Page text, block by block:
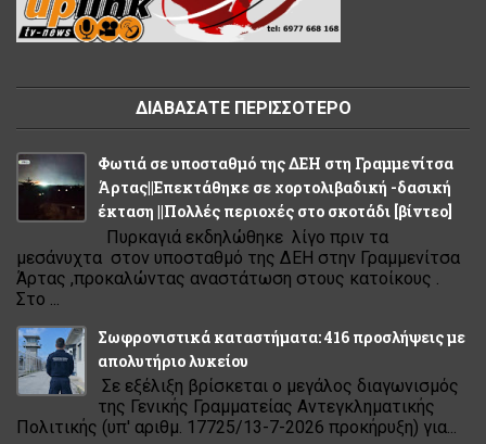
ΔΙΑΒΑΣΑΤΕ ΠΕΡΙΣΣΟΤΕΡΟ
Φωτιά σε υποσταθμό της ΔΕΗ στη Γραμμενίτσα
Άρτας||Επεκτάθηκε σε χορτολιβαδική -δασική
έκταση ||Πολλές περιοχές στο σκοτάδι [βίντεο]
Πυρκαγιά εκδηλώθηκε λίγο πριν τα
μεσάνυχτα στον υποσταθμό της ΔΕΗ στην Γραμμενίτσα
Άρτας ,προκαλώντας αναστάτωση στους κατοίκους .
Στο ...
Σωφρονιστικά καταστήματα: 416 προσλήψεις με
απολυτήριο λυκείου
Σε εξέλιξη βρίσκεται ο μεγάλος διαγωνισμός
της Γενικής Γραμματείας Αντεγκληματικής
Πολιτικής (υπ' αριθμ. 17725/13-7-2026 προκήρυξη) για...